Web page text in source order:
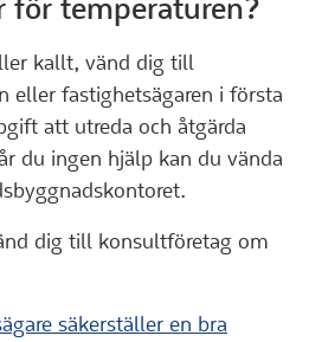
för temperaturen?
kallt, vänd dig till
eller fastighetsägaren i första
att utreda och åtgärda
du ingen hjälp kan du vända
dig till konsultföretag om
säkerställer en bra